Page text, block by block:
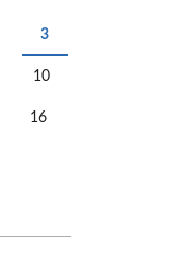
3
10
16